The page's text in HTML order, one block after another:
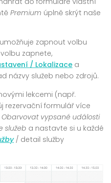
Premium úplně skrýt naše
zapnout volbu
zapnete,
/ Lokalizace a
názvy služeb nebo zdrojů.
lekcemi (např.
rezervační formulář více
Obarvovat vypsané události
služeb a nastavte si u každé
/ detail služby